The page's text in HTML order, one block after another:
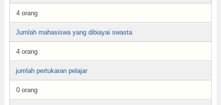
4 orang
Jumlah mahasiswa yang dibiayai swasta
4 orang
jumlah pertukaran pelajar
0 orang